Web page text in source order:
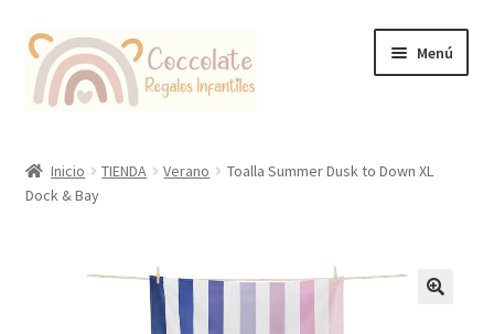
Ir
la
Ir
contenido
Menú
Coccolate Puericultura y Juguetería Educativa
Inicio TIENDA Verano
Toalla Summer Dusk to Down XL
Dock & Bay